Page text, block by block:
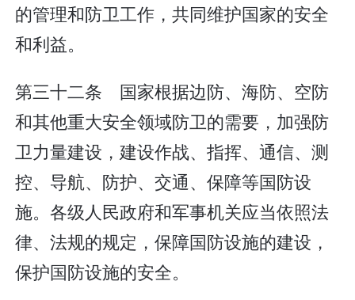
的管理和防卫工作，共同维护国家的安全
和利益。
第三十二条 国家根据边防、海防、空防
和其他重大安全领域防卫的需要，加强防
卫力量建设，建设作战、指挥、通信、测
控、导航、防护、交通、保障等国防设
施。各级人民政府和军事机关应当依照法
律、法规的规定，保障国防设施的建设，
保护国防设施的安全。